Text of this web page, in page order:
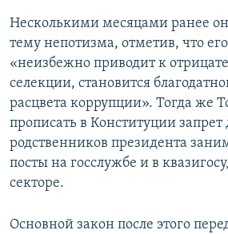
Несколькими месяцами ранее
тему непотизма, отметив, что
«неизбежно приводит к
селекции, становится
расцвета коррупции». Тогда же
прописать в Конституции запрет
родственников президента
посты на госслужбе и в
секторе.
Основной закон после этого